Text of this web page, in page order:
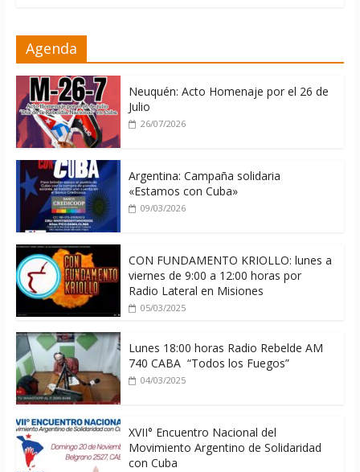
exportar ideas; es la historia la que
10/08/2026
Agenda
Neuquén: Acto Homenaje por el 26 de
Julio
26/07/2026
Argentina: Campaña solidaria
«Estamos con Cuba»
09/03/2026
CON FUNDAMENTO KRIOLLO: lunes a
viernes de 9:00 a 12:00 horas por
Radio Lateral en Misiones
05/03/2025
Lunes 18:00 horas Radio Rebelde AM
740 CABA “Todos los Fuegos”
04/03/2025
XVII° Encuentro Nacional del
Movimiento Argentino de Solidaridad
con Cuba